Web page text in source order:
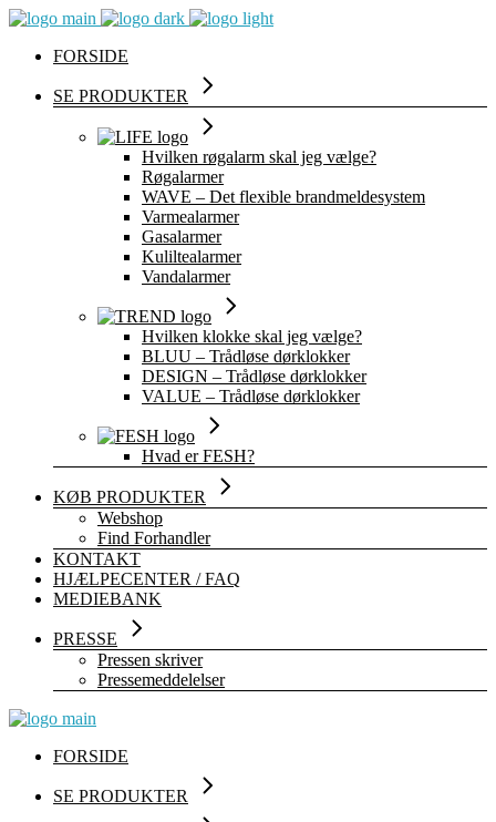
FORSIDE
SE PRODUKTER
Hvilken røgalarm skal jeg vælge?
Røgalarmer
WAVE – Det flexible brandmeldesystem
Varmealarmer
Gasalarmer
Kuliltealarmer
Vandalarmer
Hvilken klokke skal jeg vælge?
BLUU – Trådløse dørklokker
DESIGN – Trådløse dørklokker
VALUE – Trådløse dørklokker
Hvad er FESH?
KØB PRODUKTER
Webshop
Find Forhandler
KONTAKT
HJÆLPECENTER / FAQ
MEDIEBANK
PRESSE
Pressen skriver
Pressemeddelelser
FORSIDE
SE PRODUKTER